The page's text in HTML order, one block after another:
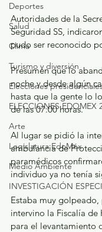
Deportes
Salud
Clima
Turismo y diversión
Elecciones
ELECCIONES EDOMEX
Arte
Legislatura EdoMéx
Medio Ambiente
INVESTIGACIÓN
Autoridades de la
Seguridad SS,
pudo ser reconocido
Presumen que lo
noche y desde algún
hasta que la gente lo
de las 07:00 horas.
Al lugar se pidió la
ambulancia de
paramédicos
individuo ya no tenía
Estaba muy
intervino la Fiscalía de
para el levantamiento